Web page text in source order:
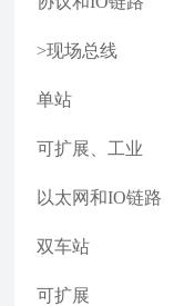
>现场总线
单站
可扩展、工业
以太网和IO链路
双车站
可扩展